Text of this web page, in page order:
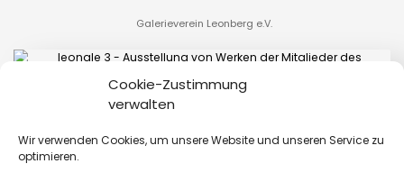
Cookie-Zustimmung
verwalten
Wir verwenden Cookies, um unsere Website und unseren Service zu
optimieren.
Galerieverein Leonberg e.V.
leonale 3 - Ausstellung von Werken der
Mitglieder des Galerievereins Leonberg